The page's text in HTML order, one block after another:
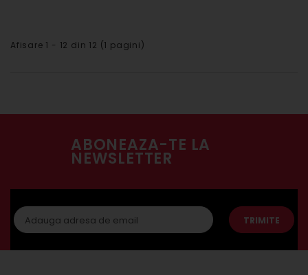
Afisare 1 - 12 din 12 (1 pagini)
ABONEAZA-TE LA
NEWSLETTER
TRIMITE